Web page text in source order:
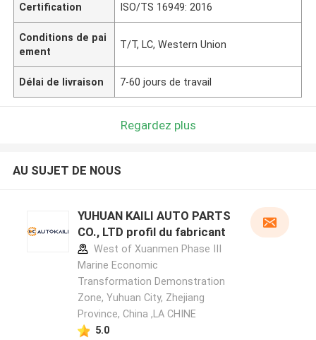
Certification ISO/TS 16949: 2016
Conditions de pai
ement
T/T, LC, Western Union
Délai de livraison 7-60 jours de travail
Regardez plus
AU SUJET DE NOUS
YUHUAN KAILI AUTO PARTS
CO., LTD profil du fabricant
West of Xuanmen Phase III
Marine Economic
Transformation Demonstration
Zone, Yuhuan City, Zhejiang
Province, China ,LA CHINE
5.0